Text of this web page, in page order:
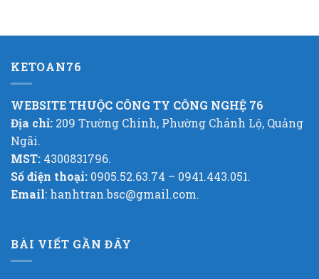
KETOAN76
WEBSITE THUỘC CÔNG TY CÔNG NGHỆ 76
Địa chỉ: 209 Trường Chinh, Phường Chánh Lộ, Quảng
Ngãi.
MST: 4300831796.
Số điện thoại: 0905.52.63.74 – 0941.443.051.
Email: hanhtran.bsc@gmail.com.
BÀI VIẾT GẦN ĐÂY